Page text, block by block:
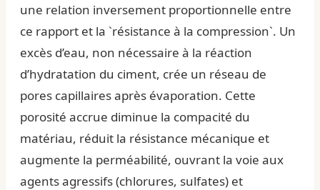
une relation inversement proportionnelle entre
ce rapport et la `résistance à la compression`. Un
excès d’eau, non nécessaire à la réaction
d’hydratation du ciment, crée un réseau de
pores capillaires après évaporation. Cette
porosité accrue diminue la compacité du
matériau, réduit la résistance mécanique et
augmente la perméabilité, ouvrant la voie aux
agents agressifs (chlorures, sulfates) et